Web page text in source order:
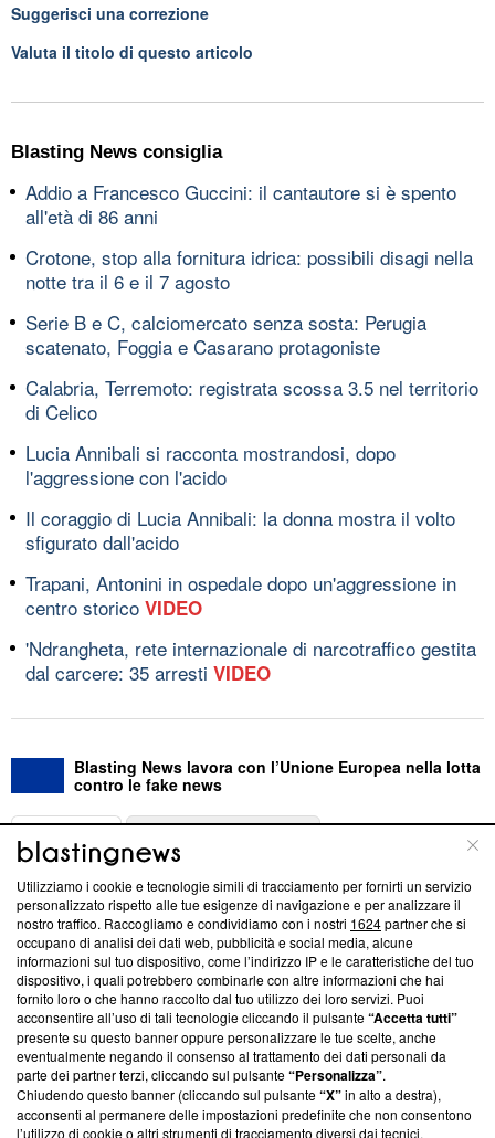
Suggerisci una correzione
Valuta il titolo di questo articolo
Blasting News consiglia
Addio a Francesco Guccini: il cantautore si è spento
all'età di 86 anni
Crotone, stop alla fornitura idrica: possibili disagi nella
notte tra il 6 e il 7 agosto
Serie B e C, calciomercato senza sosta: Perugia
scatenato, Foggia e Casarano protagoniste
Calabria, Terremoto: registrata scossa 3.5 nel territorio
di Celico
Lucia Annibali si racconta mostrandosi, dopo
l'aggressione con l'acido
Il coraggio di Lucia Annibali: la donna mostra il volto
sfigurato dall'acido
Trapani, Antonini in ospedale dopo un'aggressione in
centro storico VIDEO
'Ndrangheta, rete internazionale di narcotraffico gestita
dal carcere: 35 arresti VIDEO
Blasting News lavora con l’Unione Europea nella lotta
contro le fake news
ABOUT
Questa sezione offre informazioni trasparenti su Blasting
News, sui nostri processi editoriali e su come ci impegniamo a
creare news di qualità. Inoltre, afferma la nostra aderenza a
‘Trust Project - News with Integrity’Blasting News non è
ancora membro del programma, ma ha richiesto di farne
parte; Trust Project non ha ancora effettuato una verifica di
conformità agli standard.
Su di noi
Team editoriale
Utilizziamo i cookie e tecnologie simili di tracciamento per fornirti un servizio
personalizzato rispetto alle tue esigenze di navigazione e per analizzare il
nostro traffico. Raccogliamo e condividiamo con i nostri 1624partner che si
occupano di analisi dei dati web, pubblicità e social media, alcune
informazioni sul tuo dispositivo, come l’indirizzo IP e le caratteristiche del tuo
dispositivo, i quali potrebbero combinarle con altre informazioni che hai
fornito loro o che hanno raccolto dal tuo utilizzo dei loro servizi. Puoi
acconsentire all’uso di tali tecnologie cliccando il pulsante“Accetta tutti”
presente su questo banner oppure personalizzare le tue scelte, anche
eventualmente negando il consenso al trattamento dei dati personali da
parte dei partner terzi, cliccando sul pulsante“Personalizza”.
Chiudendo questo banner (cliccando sul pulsante“X”in alto a destra),
acconsenti al permanere delle impostazioni predefinite che non consentono
l’utilizzo di cookie o altri strumenti di tracciamento diversi dai tecnici.